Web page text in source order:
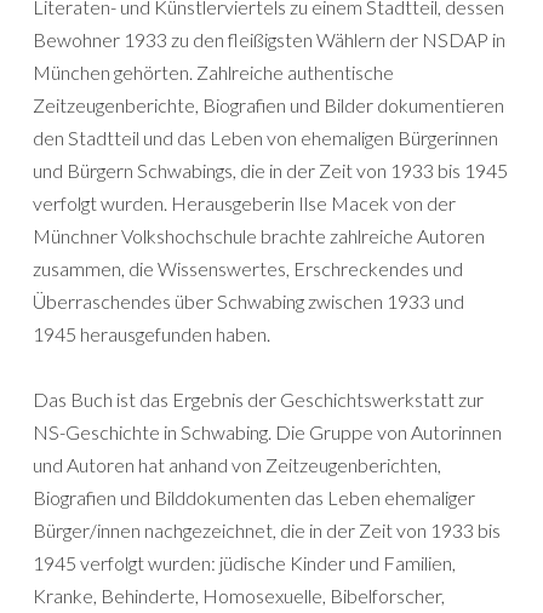
Literaten- und Künstlerviertels zu einem Stadtteil, dessen
Bewohner 1933 zu den fleißigsten Wählern der NSDAP in
München gehörten. Zahlreiche authentische
Zeitzeugenberichte, Biografien und Bilder dokumentieren
den Stadtteil und das Leben von ehemaligen Bürgerinnen
und Bürgern Schwabings, die in der Zeit von 1933 bis 1945
verfolgt wurden. Herausgeberin Ilse Macek von der
Münchner Volkshochschule brachte zahlreiche Autoren
zusammen, die Wissenswertes, Erschreckendes und
Überraschendes über Schwabing zwischen 1933 und
1945 herausgefunden haben.
Das Buch ist das Ergebnis der Geschichtswerkstatt zur
NS-Geschichte in Schwabing. Die Gruppe von Autorinnen
und Autoren hat anhand von Zeitzeugenberichten,
Biografien und Bilddokumenten das Leben ehemaliger
Bürger/innen nachgezeichnet, die in der Zeit von 1933 bis
1945 verfolgt wurden: jüdische Kinder und Familien,
Kranke, Behinderte, Homosexuelle, Bibelforscher,